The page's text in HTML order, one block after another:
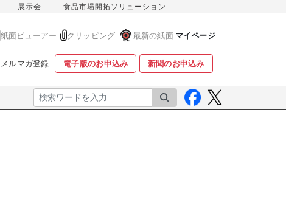
展示会 食品市場開拓ソリューション
紙面ビューアー クリッピング 最新の紙面 マイページ
メルマガ登録 電子版のお申込み 新聞のお申込み
検索